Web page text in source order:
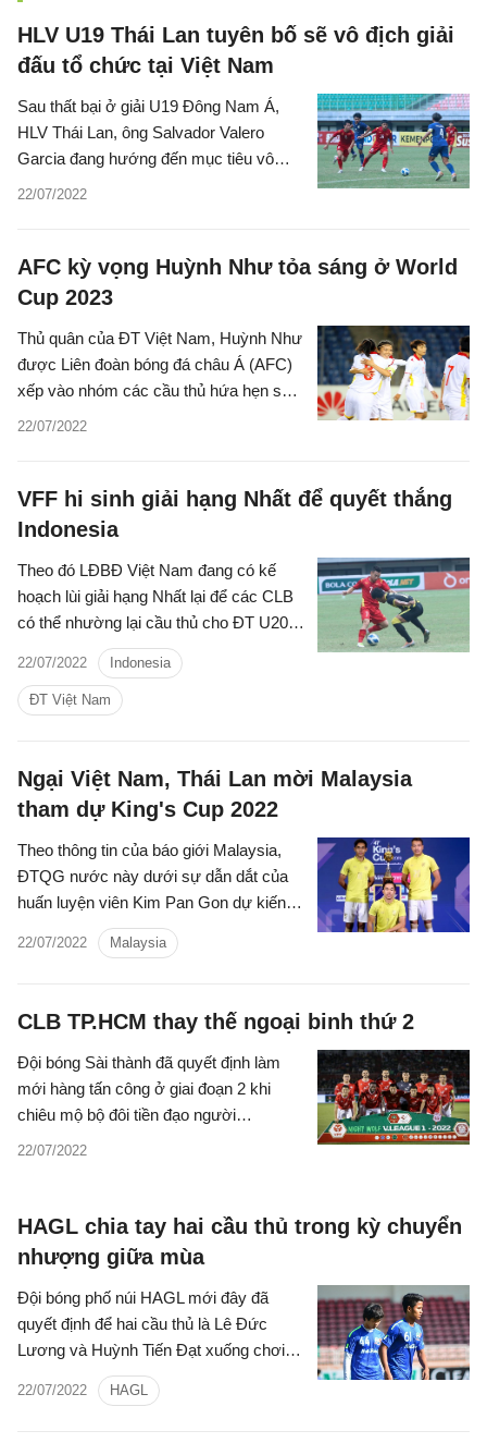
HLV U19 Thái Lan tuyên bố sẽ vô địch giải
đấu tổ chức tại Việt Nam
Sau thất bại ở giải U19 Đông Nam Á,
HLV Thái Lan, ông Salvador Valero
Garcia đang hướng đến mục tiêu vô
địch giải U19 Quốc tế bằng mọi giá.
22/07/2022
AFC kỳ vọng Huỳnh Như tỏa sáng ở World
Cup 2023
Thủ quân của ĐT Việt Nam, Huỳnh Như
được Liên đoàn bóng đá châu Á (AFC)
xếp vào nhóm các cầu thủ hứa hẹn sẽ
tỏa sáng tại World Cup 2023.
22/07/2022
VFF hi sinh giải hạng Nhất để quyết thắng
Indonesia
Theo đó LĐBĐ Việt Nam đang có kế
hoạch lùi giải hạng Nhất lại để các CLB
có thể nhường lại cầu thủ cho ĐT U20
Việt Nam thi đấu ở vòng loại U20 châu
22/07/2022 Indonesia
ĐT Việt Nam
Ngại Việt Nam, Thái Lan mời Malaysia
tham dự King's Cup 2022
Theo thông tin của báo giới Malaysia,
ĐTQG nước này dưới sự dẫn dắt của
huấn luyện viên Kim Pan Gon dự kiến
sẽ tham dự giải giao hữu tại Thái Lan
vào tháng 9 tới đây.
22/07/2022 Malaysia
CLB TP.HCM thay thế ngoại binh thứ 2
Đội bóng Sài thành đã quyết định làm
mới hàng tấn công ở giai đoạn 2 khi
chiêu mộ bộ đôi tiền đạo người
Jamaica.
22/07/2022
HAGL chia tay hai cầu thủ trong kỳ chuyển
nhượng giữa mùa
Đội bóng phố núi HAGL mới đây đã
quyết định để hai cầu thủ là Lê Đức
Lương và Huỳnh Tiến Đạt xuống chơi
tại giải hạng Nhất Quốc gia cho CLB
Công An Nhân Dân.
22/07/2022 HAGL